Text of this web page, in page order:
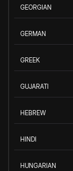
GEORGIAN
GERMAN
GREEK
GUJARATI
HEBREW
HINDI
HUNGARIAN